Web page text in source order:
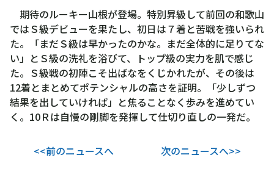
期待のルーキー山根が登場。特別昇級して前回の和歌山
ではＳ級デビューを果たし、初日は７着と苦戦を強いられ
た。「まだＳ級は早かったのかな。まだ全体的に足りてな
い」とＳ級の洗礼を浴びて、トップ級の実力を肌で感じ
た。Ｓ級戦の初陣こそ出ばなをくじかれたが、その後は
12着とまとめてポテンシャルの高さを証明。「少しずつ
結果を出していければ」と焦ることなく歩みを進めてい
く。10Ｒは自慢の剛脚を発揮して仕切り直しの一発だ。
<<前のニュースへ 次のニュースへ>>